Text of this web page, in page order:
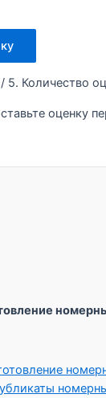
/ 5. Количество
оценку